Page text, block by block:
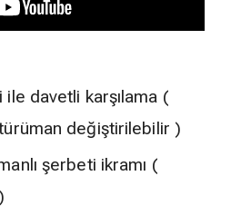
ile davetli karşılama (
değiştirilebilir )
şerbeti ikramı (